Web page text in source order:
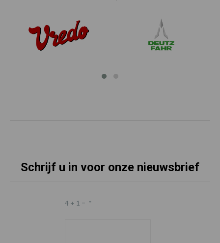
Schrijf u in voor onze nieuwsbrief
4 + 1 = *